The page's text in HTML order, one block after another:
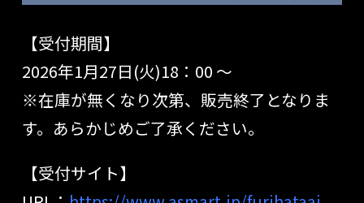
【受付期間】
2026年1月27日(火)18：00 ～
※在庫が無くなり次第、販売終了となりま
す。あらかじめご了承ください。
【受付サイト】